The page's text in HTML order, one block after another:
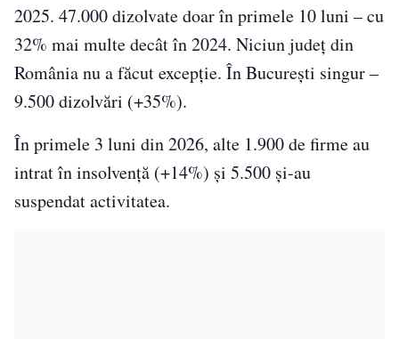
2025. 47.000 dizolvate doar în primele 10 luni – cu
32% mai multe decât în 2024. Niciun județ din
România nu a făcut excepție. În București singur –
9.500 dizolvări (+35%).
În primele 3 luni din 2026, alte 1.900 de firme au
intrat în insolvență (+14%) și 5.500 și-au
suspendat activitatea.